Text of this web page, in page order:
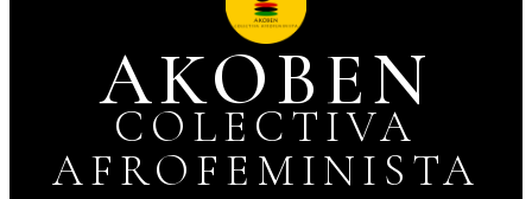
AKOBEN
COLECTIVA
AFROFEMINISTA